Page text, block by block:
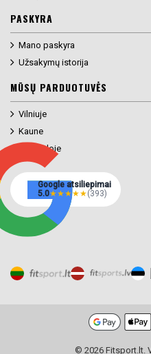
PASKYRA
Mano paskyra
Užsakymų istorija
MŪSŲ PARDUOTUVĖS
Vilniuje
Kaune
Klaipėdoje
Google atsiliepimai
5.0★★★★★(393)
© 2026 Fitsport.lt.